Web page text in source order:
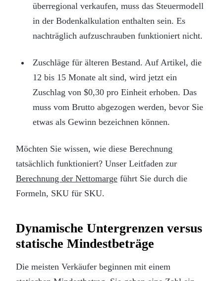
überregional verkaufen, muss das Steuermodell
in der Bodenkalkulation enthalten sein. Es
nachträglich aufzuschrauben funktioniert nicht.
Zuschläge für älteren Bestand. Auf Artikel, die
12 bis 15 Monate alt sind, wird jetzt ein
Zuschlag von $0,30 pro Einheit erhoben. Das
muss vom Brutto abgezogen werden, bevor Sie
etwas als Gewinn bezeichnen können.
Möchten Sie wissen, wie diese Berechnung
tatsächlich funktioniert? Unser Leitfaden zur
Berechnung der Nettomarge führt Sie durch die
Formeln, SKU für SKU.
Dynamische Untergrenzen versus
statische Mindestbeträge
Die meisten Verkäufer beginnen mit einem